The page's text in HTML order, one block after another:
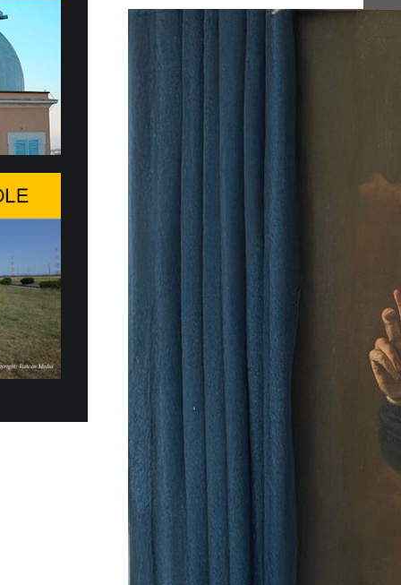
en Ginebra el WSIS Forum
en Ginebra la edición 2026 del WSIS
cita multilateral de las Naciones Unidas
de la información, promovida...
de entrega de 20 Fiat Top…
MÁS SOSTENIBLE
eléctricos Fiat Topolino fueron
en la mañana del martes 30 de
del Estado...